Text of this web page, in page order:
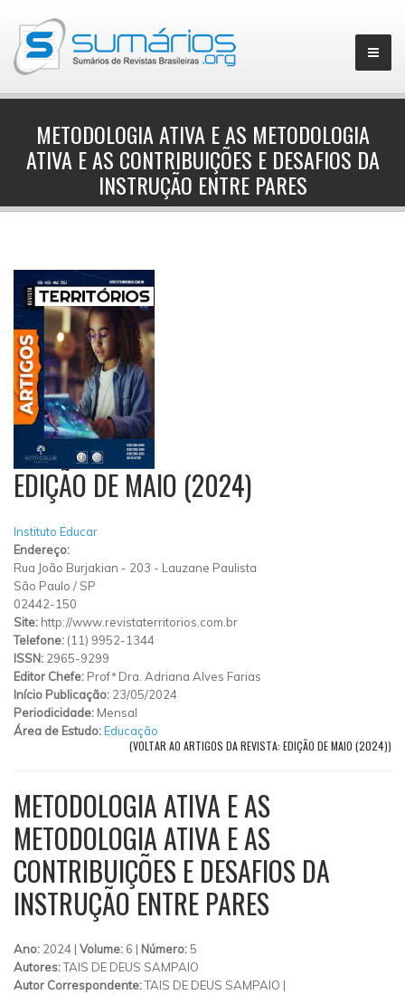
▼
METODOLOGIA ATIVA E AS METODOLOGIA
ATIVA E AS CONTRIBUIÇÕES E DESAFIOS DA
INSTRUÇÃO ENTRE PARES
EDIÇÃO DE MAIO (2024)
Instituto Educar
Endereço:
Rua João Burjakian - 203 - Lauzane Paulista
São Paulo / SP
02442-150
Site: http://www.revistaterritorios.com.br
Telefone: (11) 9952-1344
ISSN: 2965-9299
Editor Chefe: Profª Dra. Adriana Alves Farias
Início Publicação: 23/05/2024
Periodicidade: Mensal
Área de Estudo:Educação
(VOLTAR AO ARTIGOS DA REVISTA: EDIÇÃO DE MAIO (2024))
METODOLOGIA ATIVA E AS
METODOLOGIA ATIVA E AS
CONTRIBUIÇÕES E DESAFIOS DA
INSTRUÇÃO ENTRE PARES
Ano: 2024 | Volume: 6 | Número:5
Autores:TAIS DE DEUS SAMPAIO
Autor Correspondente:TAIS DE DEUS SAMPAIO |